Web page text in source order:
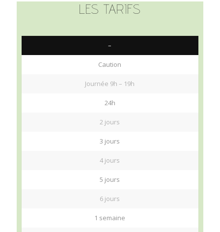
LES TARIFS
–
Caution
Journée 9h – 19h
24h
2 jours
3 jours
4 jours
5 jours
6 jours
1 semaine